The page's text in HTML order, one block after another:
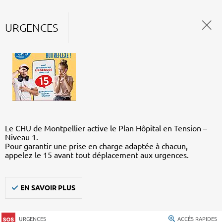
URGENCES
Le CHU de Montpellier active le Plan Hôpital en Tension –
Niveau 1.
Pour garantir une prise en charge adaptée à chacun,
appelez le 15 avant tout déplacement aux urgences.
EN SAVOIR PLUS
URGENCES ACCÈS RAPIDES